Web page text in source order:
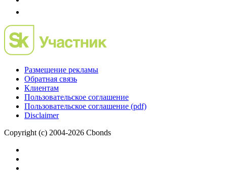
Размещение рекламы
Обратная связь
Клиентам
Пользовательское соглашение
Пользовательское соглашение (pdf)
Disclaimer
Copyright (c) 2004-2026 Cbonds